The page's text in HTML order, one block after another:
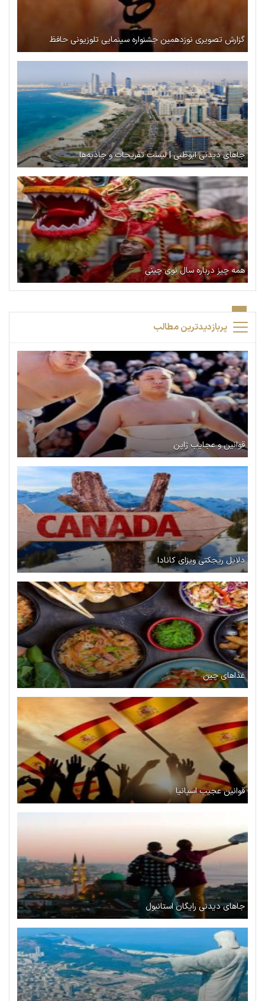
گزارش تصویری نوزدهمین جشنواره سینمایی تلوزیونی حافظ
جاهای دیدنی ابوظبی | لیست تفریحات و جاذبه‌ها
همه چیز درباره سال نوی چینی
پربازدیدترین مطالب
قوانین و عجایب ژاپن
دلایل ریجکتی ویزای کانادا
غذاهای چین
قوانین عجیب اسپانیا
جاهای دیدنی رایگان استانبول